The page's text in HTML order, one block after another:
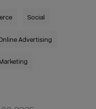
Social
Advertising